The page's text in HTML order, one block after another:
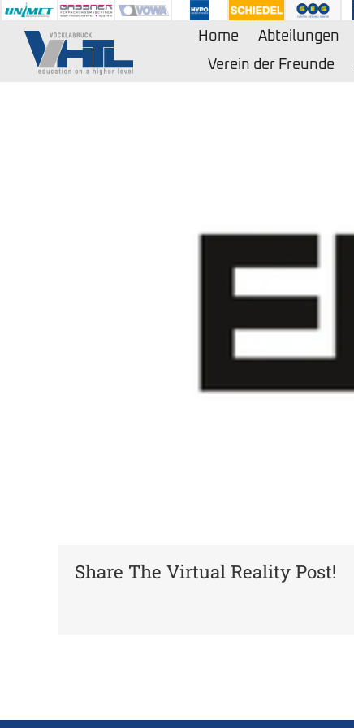
Zum
springen
Home Abteilungen
Verein der Freunde
Share The Virtual Reality Post!